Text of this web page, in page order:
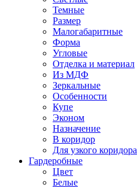
Темные
Размер
Малогабаритные
Форма
Угловые
Отделка и материал
Из МДФ
Зеркальные
Особенности
Купе
Эконом
Назначение
В коридор
Для узкого коридора
Гардеробные
Цвет
Белые